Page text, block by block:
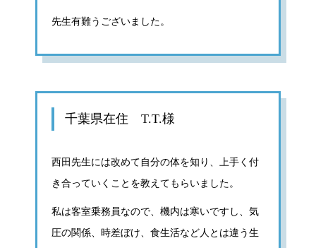
先生有難うございました。
千葉県在住 T.T.様
西田先生には改めて自分の体を知り、上手く付
き合っていくことを教えてもらいました。
私は客室乗務員なので、機内は寒いですし、気
圧の関係、時差ぼけ、食生活など人とは違う生